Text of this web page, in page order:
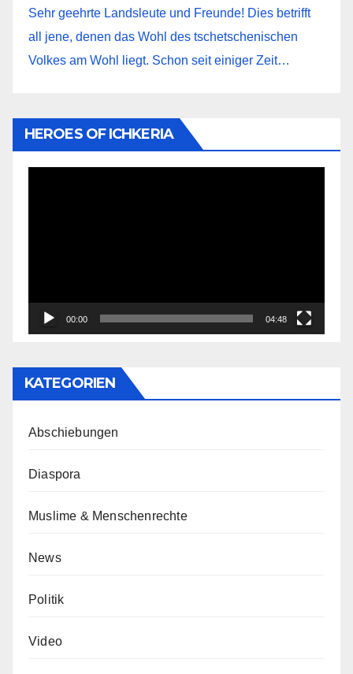
Sehr geehrte Landsleute und Freunde! Dies betrifft
all jene, denen das Wohl des tschetschenischen
Volkes am Wohl liegt. Schon seit einiger Zeit…
HEROES OF ICHKERIA
00:00 04:48
KATEGORIEN
Abschiebungen
Diaspora
Muslime & Menschenrechte
News
Politik
Video